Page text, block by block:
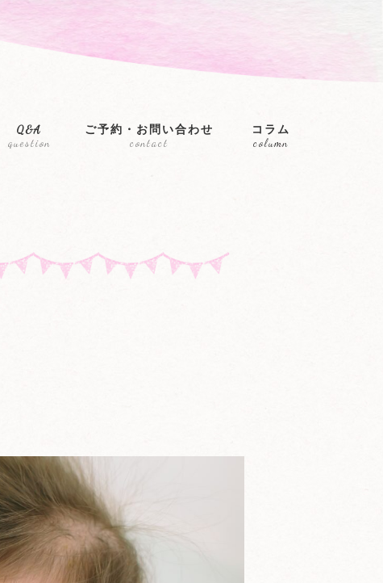
Q&A
question
ご予約・お問い合わせ
contact
コラム
column